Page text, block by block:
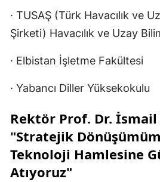
· TUSAŞ (Türk Havacılık ve
Şirketi) Havacılık ve Uzay
· Elbistan İşletme Fakültesi
· Yabancı Diller Yüksekokulu
Rektör Prof. Dr. İsmail
"Stratejik
Teknoloji Hamlesine
Atıyoruz"